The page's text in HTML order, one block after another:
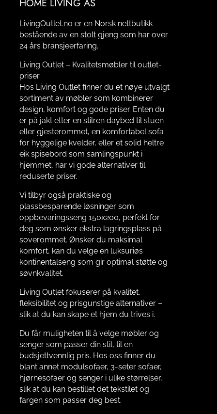
HOME LIVING AS
LivingOutlet.no er en Norsk nettbutikk
bestående av en stolt gjeng som har over
24 års bransjeerfaring.
Living Outlet – Kvalitetsmøbler til outlet-
priser
Hos Living Outlet finner du et nøye utvalgt
sortiment av møbler som kombinerer
design, komfort og gode priser. Enten du
er på jakt etter en stilren daybed til stuen
eller gjesterommet, en komfortabel sofa
for hyggelige kvelder, eller et solid heltre
eik spisebord som samlingspunkt i
hjemmet, har vi gode alternativer til
reduserte priser.
Vi tilbyr også praktiske og
plassbesparende løsninger som
oppbevaringsseng 150x200, perfekt for
deg som ønsker ekstra lagringsplass på
soverommet. Ønsker du maksimal
komfort, kan du velge en luksuriøs
kontinentalseng som gir optimal støtte og
søvnkvalitet.
Living Outlet fokuserer på kvalitet,
fleksibilitet og prisgunstige alternativer –
slik at du kan skape et hjem du trives i.
Du får muligheten til å velge møbler og
senger som passer din stil, til en
budsjettvennlig pris. Hos oss finner du
blant annet modulsofaer, 3-seter sofaer,
hjørnesofaer og senger i ulike størrelser,
slik at du kan bestillet det tekstilet og
fargen som passer deg best.